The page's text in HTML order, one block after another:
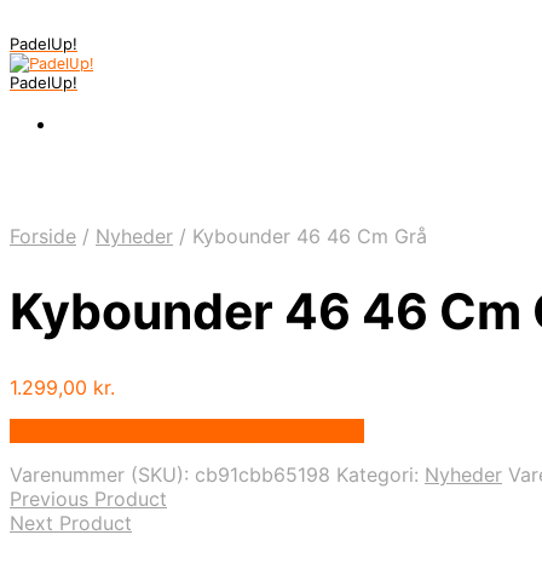
PadelUp!
PadelUp!
Forside / Nyheder / Kybounder 46 46 Cm Grå
Kybounder 46 46 Cm
1.299,00 kr.
Varenummer (SKU): cb91cbb65198 Kategori: Nyheder
Previous Product
Next Product